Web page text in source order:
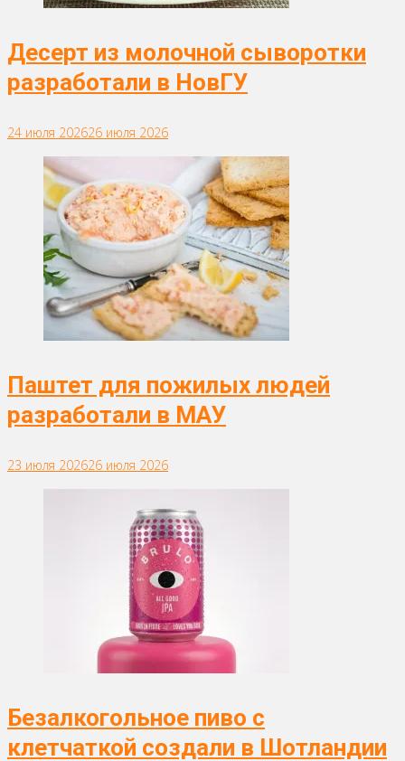
Десерт из молочной сыворотки
разработали в НовГУ
24 июля 202626 июля 2026
Паштет для пожилых людей
разработали в МАУ
23 июля 202626 июля 2026
Безалкогольное пиво с
клетчаткой создали в Шотландии